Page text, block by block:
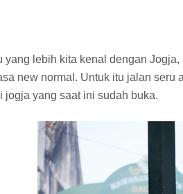
yang lebih kita kenal dengan
new normal. Untuk itu jalan seru
jogja yang saat ini sudah buka.